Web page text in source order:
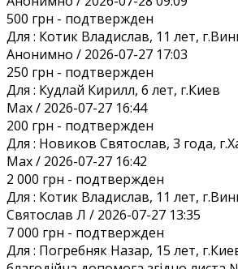
500 грн - подтвержден
Для : Котик Владислав, 11 лет,
Анонимно / 2026-07-27 17:03
250 грн - подтвержден
Для : Кудлай Кирилл, 6 лет, г.Киев
Max / 2026-07-27 16:44
200 грн - подтвержден
Для : Новиков Святослав, 3 года,
Max / 2026-07-27 16:42
2 000 грн - подтвержден
Для : Котик Владислав, 11 лет,
Святослав Л / 2026-07-27 13:35
7 000 грн - подтвержден
Для : Погребняк Назар, 15 лет,